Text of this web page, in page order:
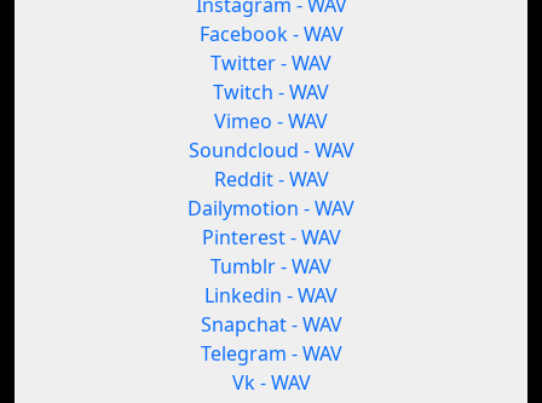
Facebook - WAV
Twitter - WAV
Twitch - WAV
Vimeo - WAV
Soundcloud - WAV
Reddit - WAV
Dailymotion - WAV
Pinterest - WAV
Tumblr - WAV
Linkedin - WAV
Snapchat - WAV
Telegram - WAV
Vk - WAV